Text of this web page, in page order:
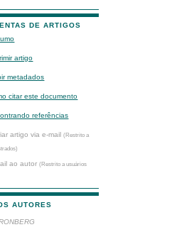
DE ARTIGOS
artigo
metadados
citar este documento
referências
artigo via e-mail(Restrito a
ao autor(Restrito a usuários
AUTORES